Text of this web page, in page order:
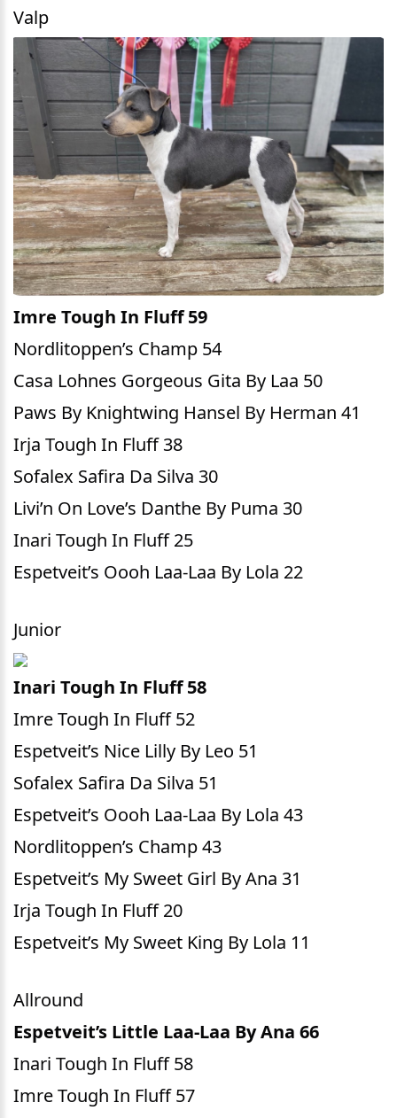
Valp
Imre Tough In Fluff 59
Nordlitoppen’s Champ 54
Casa Lohnes Gorgeous Gita By Laa 50
Paws By Knightwing Hansel By Herman 41
Irja Tough In Fluff 38
Sofalex Safira Da Silva 30
Livi’n On Love’s Danthe By Puma 30
Inari Tough In Fluff 25
Espetveit’s Oooh Laa-Laa By Lola 22
Junior
Inari Tough In Fluff 58
Imre Tough In Fluff 52
Espetveit’s Nice Lilly By Leo 51
Sofalex Safira Da Silva 51
Espetveit’s Oooh Laa-Laa By Lola 43
Nordlitoppen’s Champ 43
Espetveit’s My Sweet Girl By Ana 31
Irja Tough In Fluff 20
Espetveit’s My Sweet King By Lola 11
Allround
Espetveit’s Little Laa-Laa By Ana 66
Inari Tough In Fluff 58
Imre Tough In Fluff 57